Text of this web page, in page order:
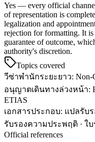
Yes — every official
of representation is
legalization and
rejection for formatting. It is
guarantee of outcome,
authority's discretion.
Topics covered
วีซ่าพำนักระยะยาว: Non-
อนุญาตเดินทางล่วงหน้า:
ETIAS
เอกสารประกอบ: แปลรับ
รับรองความประพฤติ · ใ
Official references